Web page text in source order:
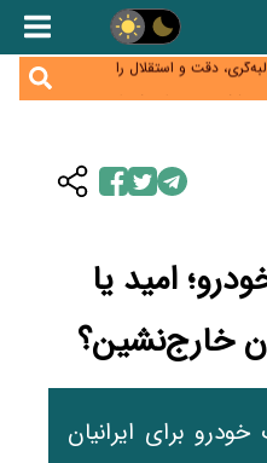
مسکن اجاره‌ای؛ دولت
دقت و استقلال را
۱۹۴۱ مدیر در شرکت‌های وزارت کار انجام
امید یا
خارج‌نشین؟
برای ایرانیان